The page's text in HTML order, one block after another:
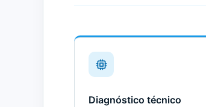
Diagnóstico técnico